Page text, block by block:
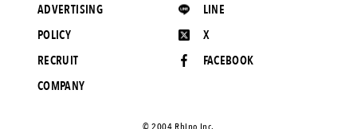
LINE
X
FACEBOOK
ADVERTISING
POLICY
RECRUIT
COMPANY
©️ 2004 Rhino Inc.